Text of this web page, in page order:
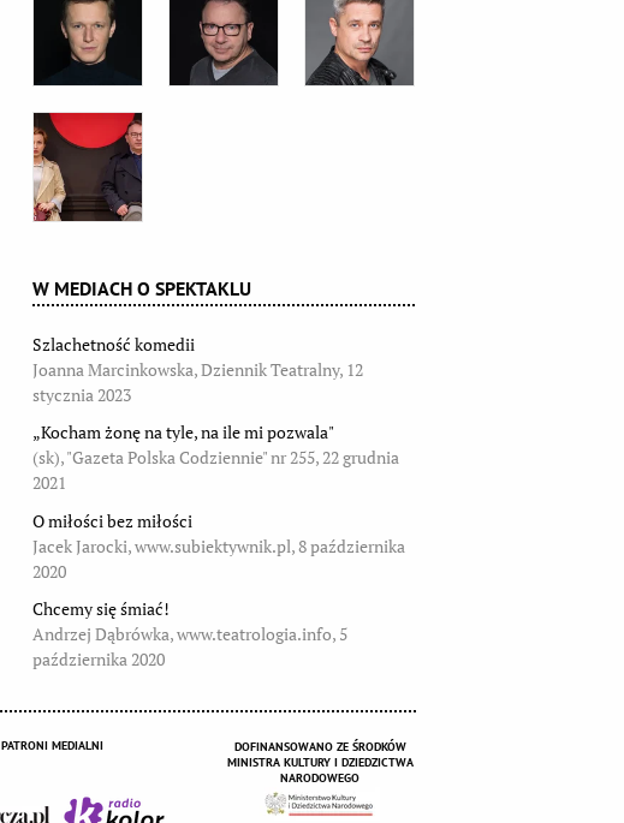
W MEDIACH O SPEKTAKLU
Szlachetność komedii
Joanna Marcinkowska, Dziennik Teatralny, 12
stycznia 2023
„Kocham żonę na tyle, na ile mi pozwala"
(sk), "Gazeta Polska Codziennie" nr 255, 22 grudnia
2021
O miłości bez miłości
Jacek Jarocki, www.subiektywnik.pl, 8 października
2020
Chcemy się śmiać!
Andrzej Dąbrówka, www.teatrologia.info, 5
października 2020
PATRONI MEDIALNI
DOFINANSOWANO ZE ŚRODKÓW
MINISTRA KULTURY I DZIEDZICTWA
NARODOWEGO